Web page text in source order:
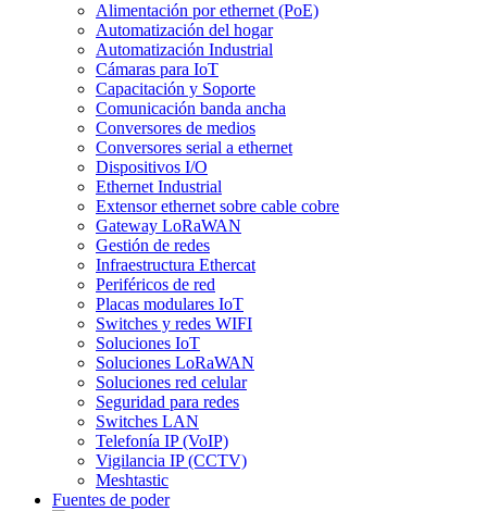
Alimentación por ethernet (PoE)
Automatización del hogar
Automatización Industrial
Cámaras para IoT
Capacitación y Soporte
Comunicación banda ancha
Conversores de medios
Conversores serial a ethernet
Dispositivos I/O
Ethernet Industrial
Extensor ethernet sobre cable cobre
Gateway LoRaWAN
Gestión de redes
Infraestructura Ethercat
Periféricos de red
Placas modulares IoT
Switches y redes WIFI
Soluciones IoT
Soluciones LoRaWAN
Soluciones red celular
Seguridad para redes
Switches LAN
Telefonía IP (VoIP)
Vigilancia IP (CCTV)
Meshtastic
Fuentes de poder